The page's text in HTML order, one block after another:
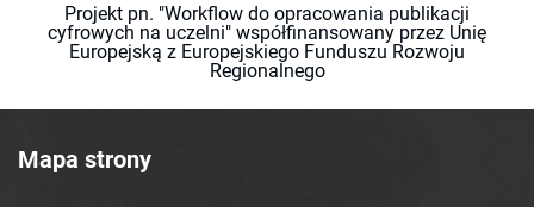
Projekt pn. "Workflow do opracowania publikacji
cyfrowych na uczelni" współfinansowany przez Unię
Europejską z Europejskiego Funduszu Rozwoju
Regionalnego
Mapa strony